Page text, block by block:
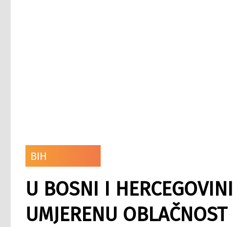
BIH
U BOSNI I
UMJERENU OBLAČNOST